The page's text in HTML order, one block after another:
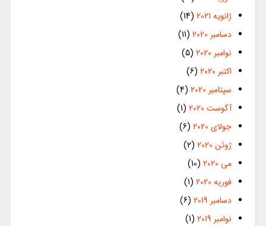
ژانویه 2021
(14)
دسامبر 2020
(11)
نوامبر 2020
(5)
اکتبر 2020
(6)
سپتامبر 2020
(4)
آگوست 2020
(1)
جولای 2020
(6)
ژوئن 2020
(2)
می 2020
(10)
فوریه 2020
(1)
دسامبر 2019
(6)
نوامبر 2019
(1)